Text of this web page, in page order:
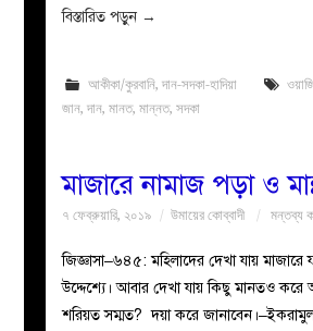
বিস্তারিত পড়ুন →
আকীকা/কুরবানি, দান-সদকা-হাদিয়া
জান,দান,মানত,মান্নত,সদকা
মাজারে নামাজ পড়া ও
৭ ফেব্রুয়ারি, ২০১৯ উমায়ের কোব্বাদী মন্তব্য
জিজ্ঞাসা–৬৪৫: মহিলাদের দেখা যায় মাজারে
উদ্দেশ্যে। আবার দেখা যায় কিছু মানতও
শরিয়ত সম্মত? দয়া করে